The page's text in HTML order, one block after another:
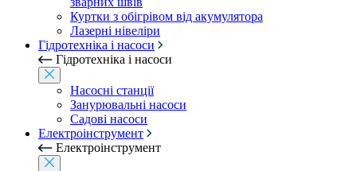
Куртки з обігрівом від акумулятора
Лазерні нівеліри
Гідротехніка і насоси
Гідротехніка і насоси
Насосні станції
Занурювальні насоси
Садові насоси
Електроінструмент
Електроінструмент